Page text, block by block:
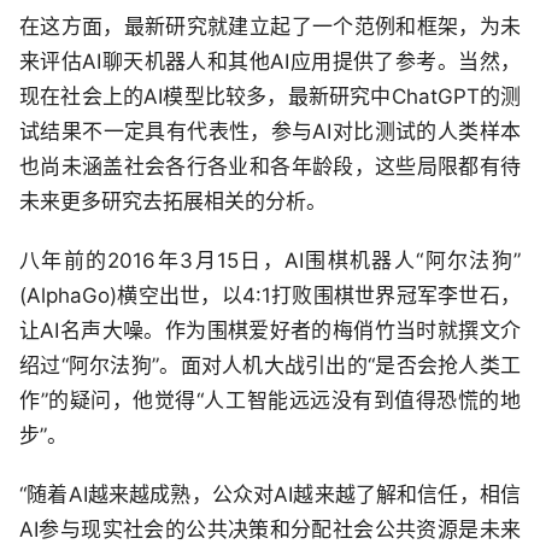
在这方面，最新研究就建立起了一个范例和框架，为未
来评估AI聊天机器人和其他AI应用提供了参考。当然，
现在社会上的AI模型比较多，最新研究中ChatGPT的测
试结果不一定具有代表性，参与AI对比测试的人类样本
也尚未涵盖社会各行各业和各年龄段，这些局限都有待
未来更多研究去拓展相关的分析。
八年前的2016年3月15日，AI围棋机器人“阿尔法狗”
(AlphaGo)横空出世，以4:1打败围棋世界冠军李世石，
让AI名声大噪。作为围棋爱好者的梅俏竹当时就撰文介
绍过“阿尔法狗”。面对人机大战引出的“是否会抢人类工
作”的疑问，他觉得“人工智能远远没有到值得恐慌的地
步”。
“随着AI越来越成熟，公众对AI越来越了解和信任，相信
AI参与现实社会的公共决策和分配社会公共资源是未来